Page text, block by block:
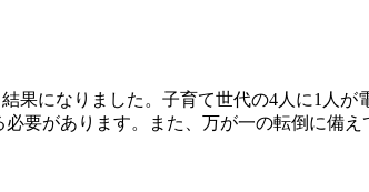
果になりました。子育て世代の4人に1人
要があります。また、万が一の転倒に備